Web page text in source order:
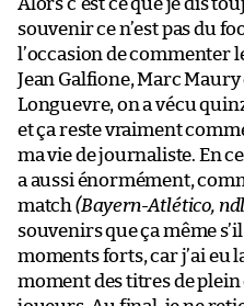
Alors c’est ce que je dis
souvenir ce n’est pas du
l’occasion de commenter
Jean Galfione, Marc
Longuevre, on a vécu
et ça reste vraiment
ma vie de journaliste. En
a aussi énormément,
match(Bayern-Atlético,
souvenirs que ça même
moments forts, car j’ai eu
moment des titres de plein